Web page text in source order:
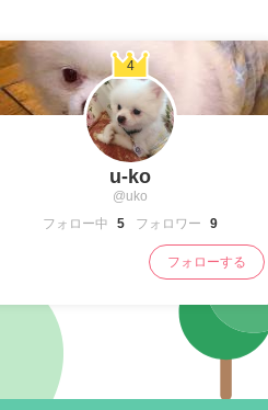
4
u-ko
@uko
フォロー中
5 フォロワー 9
フォローする